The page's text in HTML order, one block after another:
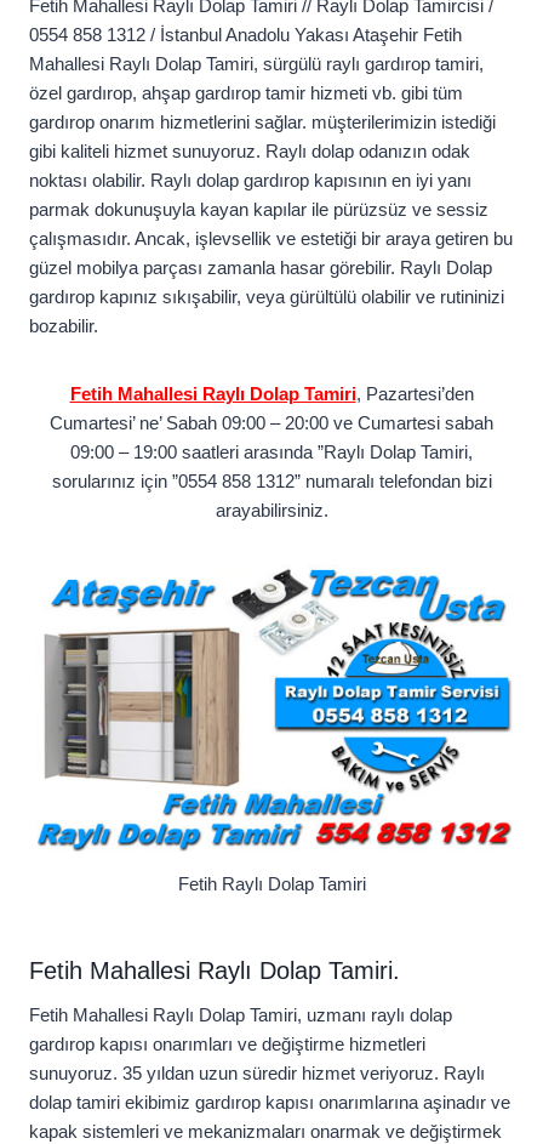
Fetih Mahallesi Raylı Dolap Tamiri // Raylı Dolap Tamircisi /
0554 858 1312 / İstanbul Anadolu Yakası Ataşehir Fetih
Mahallesi Raylı Dolap Tamiri, sürgülü raylı gardırop tamiri,
özel gardırop, ahşap gardırop tamir hizmeti vb. gibi tüm
gardırop onarım hizmetlerini sağlar. müşterilerimizin istediği
gibi kaliteli hizmet sunuyoruz. Raylı dolap odanızın odak
noktası olabilir. Raylı dolap gardırop kapısının en iyi yanı
parmak dokunuşuyla kayan kapılar ile pürüzsüz ve sessiz
çalışmasıdır. Ancak, işlevsellik ve estetiği bir araya getiren bu
güzel mobilya parçası zamanla hasar görebilir. Raylı Dolap
gardırop kapınız sıkışabilir, veya gürültülü olabilir ve rutininizi
bozabilir.
Fetih Mahallesi Raylı Dolap Tamiri, Pazartesi’den
Cumartesi’ ne’ Sabah 09:00 – 20:00 ve Cumartesi sabah
09:00 – 19:00 saatleri arasında ”Raylı Dolap Tamiri,
sorularınız için ”0554 858 1312” numaralı telefondan bizi
arayabilirsiniz.
Fetih Raylı Dolap Tamiri
Fetih Mahallesi Raylı Dolap Tamiri.
Fetih Mahallesi Raylı Dolap Tamiri, uzmanı raylı dolap
gardırop kapısı onarımları ve değiştirme hizmetleri
sunuyoruz. 35 yıldan uzun süredir hizmet veriyoruz. Raylı
dolap tamiri ekibimiz gardırop kapısı onarımlarına aşinadır ve
kapak sistemleri ve mekanizmaları onarmak ve değiştirmek